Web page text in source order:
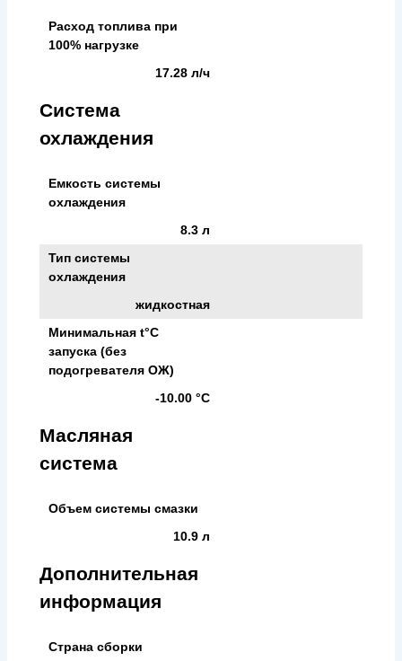
Расход топлива при
100% нагрузке
17.28 л/ч
Система
охлаждения
Емкость системы
охлаждения
8.3 л
Тип системы
охлаждения
жидкостная
Минимальная t°С
запуска (без
подогревателя ОЖ)
-10.00 °С
Масляная
система
Объем системы смазки
10.9 л
Дополнительная
информация
Страна сборки